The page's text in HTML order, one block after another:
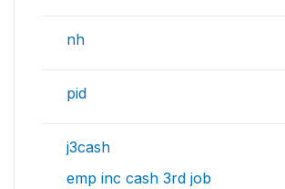
nh
pid
j3cash
emp inc cash 3rd job